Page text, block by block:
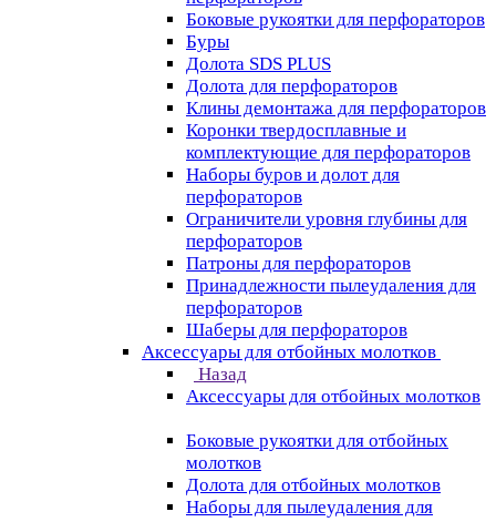
Боковые рукоятки для перфораторов
Буры
Долота SDS PLUS
Долота для перфораторов
Клины демонтажа для перфораторов
Коронки твердосплавные и
комплектующие для перфораторов
Наборы буров и долот для
перфораторов
Ограничители уровня глубины для
перфораторов
Патроны для перфораторов
Принадлежности пылеудаления для
перфораторов
Шаберы для перфораторов
Аксессуары для отбойных молотков
Назад
Аксессуары для отбойных молотков
Боковые рукоятки для отбойных
молотков
Долота для отбойных молотков
Наборы для пылеудаления для